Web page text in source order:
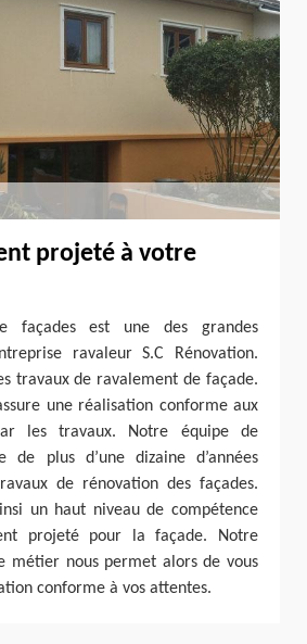
projeté à votre
façades est une des grandes
ravaleur S.C Rénovation.
travaux de ravalement de façade.
une réalisation conforme aux
les travaux. Notre équipe de
de plus d’une dizaine d’années
de rénovation des façades.
un haut niveau de compétence
projeté pour la façade. Notre
métier nous permet alors de vous
conforme à vos attentes.